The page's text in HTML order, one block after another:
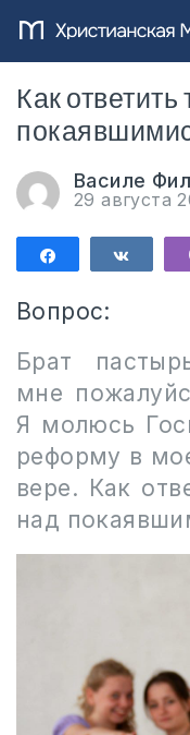
Как
Василе
29 августа
Поделиться
Вопрос:
Брат
мне
Я молюсь
реформу в
вере. Как
над